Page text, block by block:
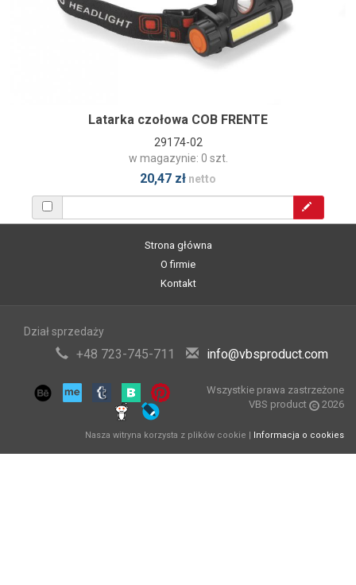
Latarka czołowa COB FRENTE
29174-02
w magazynie: 0 szt.
20,47 zł netto
Strona główna
O firmie
Kontakt
Dział sprzedaży
+48 723-745-711 info@vbsproduct.com
Wszystkie prawa zastrzeżone
VBS product
2026
Nasza witryna korzysta z plików cookie | Informacja o cookies